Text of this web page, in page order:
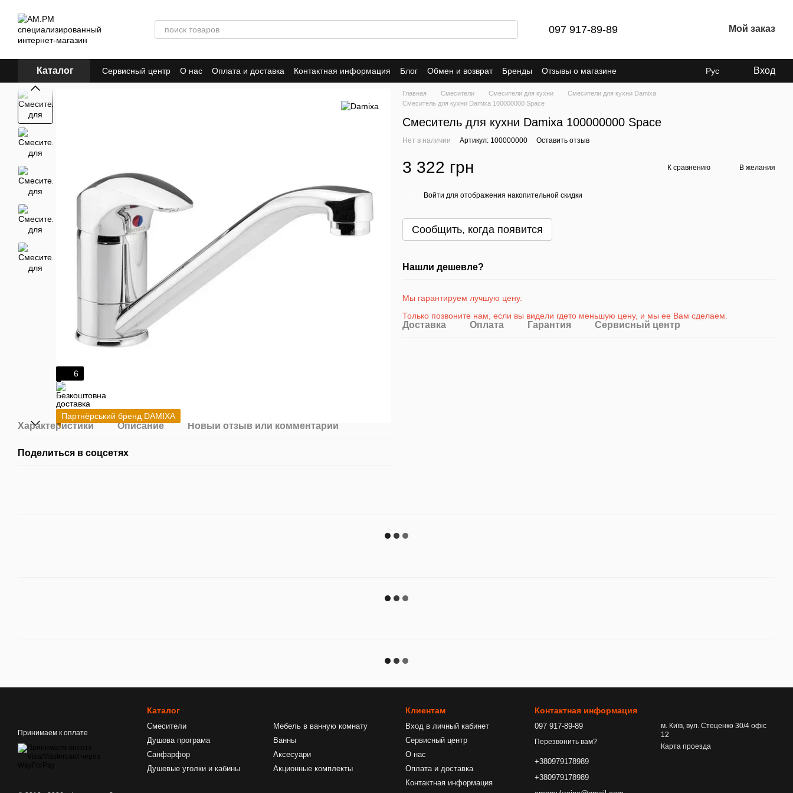
097 917-89-89 Мой заказ
Каталог Сервисный центр О нас Оплата и доставка Контактная информация Блог Обмен и возврат Бренды
Отзывы о магазине
ПУБЛИЧЕСКИЙ ДОГОВОР (ОФЕРТА)
Гарантия AM.PM Damixa
Рус Вход
6
Партнёрський бренд DAMIXA
Характеристики Описание Новый отзыв или комментарий
Поделиться в соцсетях
Главная Смесители Смесители для кухни
Смесители для кухни Damixa
Смеситель для кухни Damixa 100000000 Space
Смеситель для кухни Damixa 100000000 Space
Нет в наличии Артикул: 100000000 Оставить отзыв
3 322 грн К сравнению В желания
Войти для отображения накопительной скидки
Сообщить, когда появится
Нашли дешевле?
Мы гарантируем лучшую цену.
Только позвоните нам, если вы видели гдето меньшую цену, и мы ее Вам сделаем.
Доставка Оплата Гарантия Сервисный центр
Принимаем к оплате
Каталог
Смесители
Душова програма
Санфарфор
Душевые уголки и кабины
Мебель в ванную комнату
Ванны
Аксесуари
Акционные комплекты
Клиентам
Вход в личный кабинет
Сервисный центр
О нас
Оплата и доставка
Контактная информация
Контактная информация
097 917-89-89
Перезвонить вам?
+380979178989
+380979178989
м. Київ, вул. Стеценко 30/4 офіс
12
Карта проезда